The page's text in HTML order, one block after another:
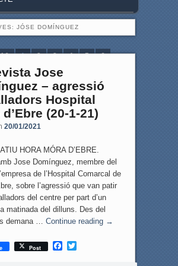
JÓSE DOMÍNGUEZ
6 1 2 3 4 5 6
Jose
– agressió
Hospital
(20-1-21)
20/01/2021
HORA MÓRA D’EBRE.
Jose Domínguez, membre del
de l’Hospital Comarcal de
sobre l’agressió que van patir
del centre per part d’un
matinada del dilluns. Des del
demana … Continue reading →
Post
F
T